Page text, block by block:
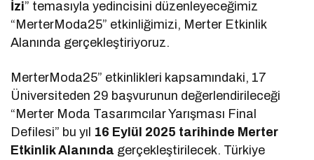
İzi” temasıyla yedincisini düzenleyeceğimiz
“MerterModa25” etkinliğimizi, Merter Etkinlik
Alanında gerçekleştiriyoruz.
MerterModa25” etkinlikleri kapsamındaki, 17
Üniversiteden 29 başvurunun değerlendirileceği
“Merter Moda Tasarımcılar Yarışması Final
Defilesi” bu yıl 16 Eylül 2025 tarihinde Merter
Etkinlik Alanında gerçekleştirilecek. Türkiye